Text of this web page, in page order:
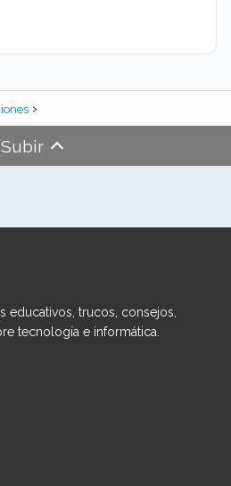
Subir
educativos, trucos, consejos,
tecnología e informática.